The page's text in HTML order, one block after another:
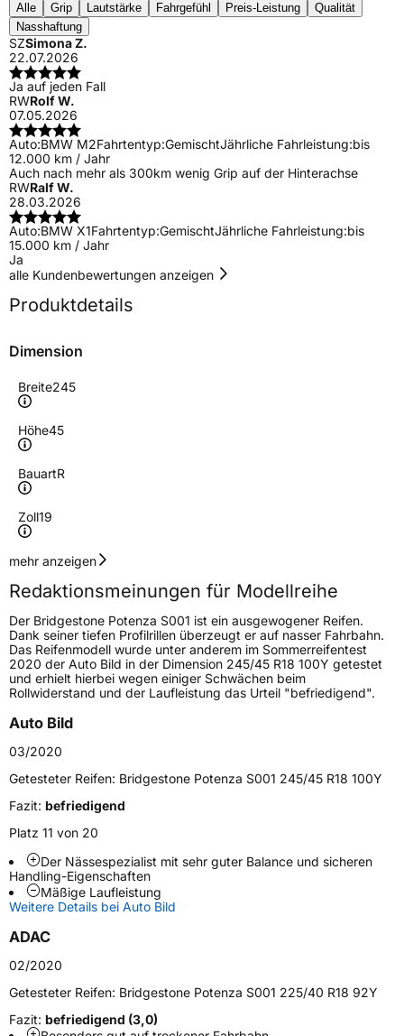
Alle Grip Lautstärke Fahrgefühl Preis-Leistung
Qualität
Nasshaftung
SZSimona Z.
22.07.2026
Ja auf jeden Fall
RWRolf W.
07.05.2026
Auto:BMW M2Fahrtentyp:GemischtJährliche Fahrleistung:bis
12.000 km / Jahr
Auch nach mehr als 300km wenig Grip auf der Hinterachse
RWRalf W.
28.03.2026
Auto:BMW X1Fahrtentyp:GemischtJährliche Fahrleistung:bis
15.000 km / Jahr
Ja
alle Kundenbewertungen anzeigen
Produktdetails
Dimension
Breite245
Höhe45
BauartR
Zoll19
Geschwindigkeitsindex
Höchstgeschwindigkeit
300 km/h
Lastindex102
Höchstlast850 kg
Gewicht (in kg)14,577 kg
FahrzeugtypPKW
VerwendungSommerreifen
ModellnamePotenza S001
Fahrzeugart
PKW & SUV
Weitere Eigenschaften
Schlauchtyp
ZustandNeureifen
VerstärktXL
mehr anzeigen
Redaktionsmeinungen für Modellreihe
Der Bridgestone Potenza S001 ist ein ausgewogener Reifen.
Dank seiner tiefen Profilrillen überzeugt er auf nasser Fahrbahn.
Das Reifenmodell wurde unter anderem im Sommerreifentest
2020 der Auto Bild in der Dimension 245/45 R18 100Y getestet
und erhielt hierbei wegen einiger Schwächen beim
Rollwiderstand und der Laufleistung das Urteil "befriedigend".
Auto Bild
03/2020
Getesteter Reifen: Bridgestone Potenza S001 245/45 R18 100Y
Fazit: befriedigend
Platz 11 von 20
Der Nässespezialist mit sehr guter Balance und sicheren
Handling-Eigenschaften
Mäßige Laufleistung
Weitere Details bei Auto Bild
ADAC
02/2020
Getesteter Reifen: Bridgestone Potenza S001 225/40 R18 92Y
Fazit: befriedigend (3,0)